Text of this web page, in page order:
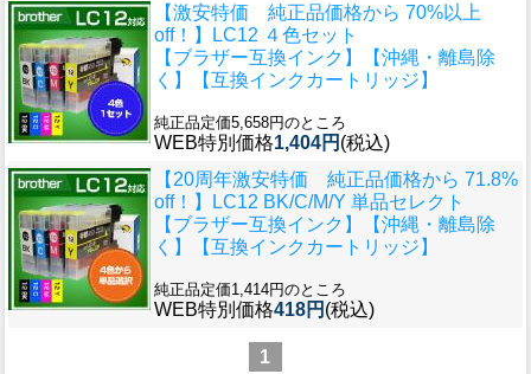
【激安特価 純正品価格から 70%以上
off！】
LC12 ４色セット
【ブラザー互換インク】【沖縄・離島除
く】【互換インクカートリッジ】
純正品定価5,658円のところ
WEB特別価格1,404円 (税込)
【20周年激安特価 純正品価格から 71.8%
off！】
LC12 BK/C/M/Y 単品セレクト
【ブラザー互換インク】【沖縄・離島除
く】【互換インクカートリッジ】
純正品定価1,414円のところ
WEB特別価格418円 (税込)
1